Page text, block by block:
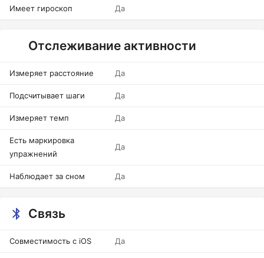
Имеет гироскоп Да
Отслеживание активности
Измеряет расстояние Да
Подсчитывает шаги Да
Измеряет темп Да
Есть маркировка
упражнений
Да
Наблюдает за сном Да
Связь
Совместимость с iOS Да